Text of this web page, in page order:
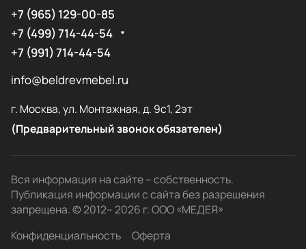
+7 (965) 129-00-85
+7 (499) 714-44-54
+7 (991) 714-44-54
info@beldrevmebel.ru
г. Москва, ул. Монтажная, д. 9с1, 2эт
(Предварительный звонок обязателен)
Вся информация на сайте – собственность.
Публикация информации с сайта без разрешения
запрещена. © 2012– 2026 г. ООО «МЕДЕЯ»
Конфиденциальность
Оферта